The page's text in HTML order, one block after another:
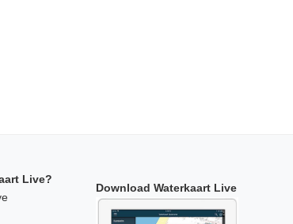
Live?
Download Waterkaart Live